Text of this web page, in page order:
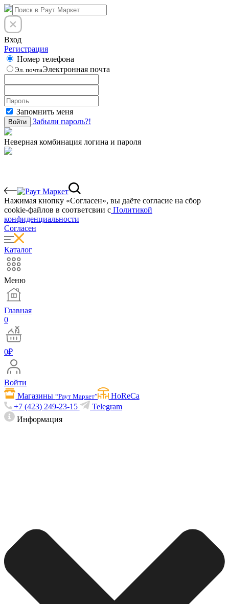
Вход
Регистрация
Номер телефона
Эл. почтаЭлектронная почта
Запомнить меня
Войти Забыли пароль?!
Неверная комбинация логина и пароля
Нажимая кнопку «Согласен», вы даёте cогласие на сбор
cookie-файлов в соответсвии с Политикой
конфиденциальности
Согласен
Каталог
Меню
Главная
0
0₽
Войти
Магазины“Раут Маркет”
HoReCa
+7 (423) 249-23-15
Telegram
Информация